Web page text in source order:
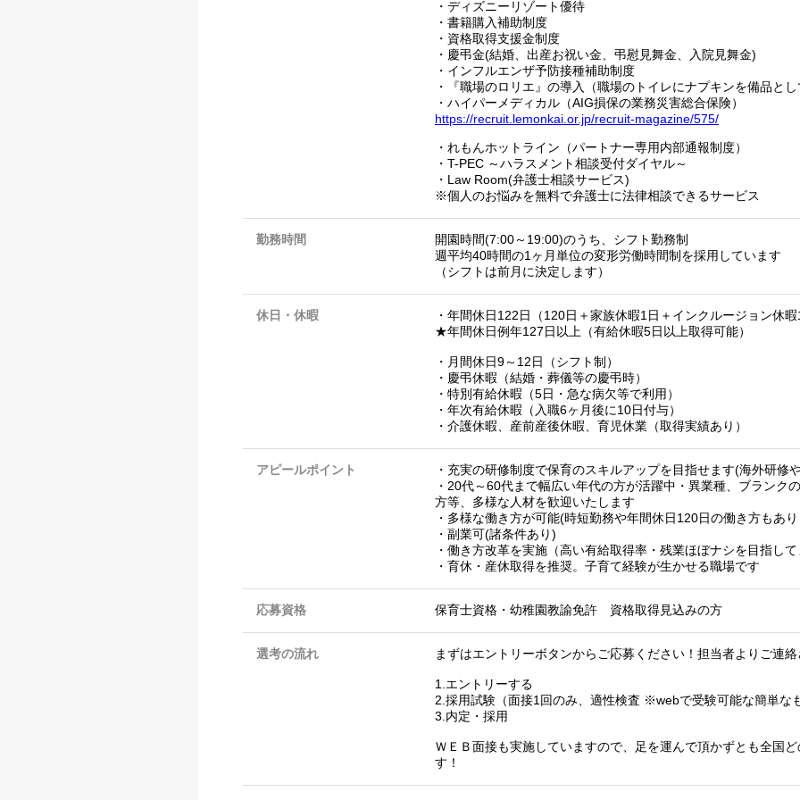
・ディズニーリゾート優待
・書籍購入補助制度
・資格取得支援金制度
・慶弔金(結婚、出産お祝い金、弔慰見舞金、入院見舞金)
・インフルエンザ予防接種補助制度
・『職場のロリエ』の導入（職場のトイレにナプキンを備品とし
・ハイパーメディカル（AIG損保の業務災害総合保険）
https://recruit.lemonkai.or.jp/recruit-magazine/575/
・れもんホットライン（パートナー専用内部通報制度）
・T-PEC ～ハラスメント相談受付ダイヤル～
・Law Room(弁護士相談サービス)
※個人のお悩みを無料で弁護士に法律相談できるサービス
勤務時間
開園時間(7:00～19:00)のうち、シフト勤務制
週平均40時間の1ヶ月単位の変形労働時間制を採用しています
（シフトは前月に決定します）
休日・休暇
・年間休日122日（120日＋家族休暇1日＋インクルージョン休暇
★年間休日例年127日以上（有給休暇5日以上取得可能）
・月間休日9～12日（シフト制）
・慶弔休暇（結婚・葬儀等の慶弔時）
・特別有給休暇（5日・急な病欠等で利用）
・年次有給休暇（入職6ヶ月後に10日付与）
・介護休暇、産前産後休暇、育児休業（取得実績あり）
アピールポイント
・充実の研修制度で保育のスキルアップを目指せます(海外研修
・20代～60代まで幅広い年代の方が活躍中・異業種、ブランク
方等、多様な人材を歓迎いたします
・多様な働き方が可能(時短勤務や年間休日120日の働き方もあり
・副業可(諸条件あり)
・働き方改革を実施（高い有給取得率・残業ほぼナシを目指して
・育休・産休取得を推奨。子育て経験が生かせる職場です
応募資格 保育士資格・幼稚園教諭免許 資格取得見込みの方
選考の流れ まずはエントリーボタンからご応募ください！担当者よりご連絡
1.エントリーする
2.採用試験（面接1回のみ、適性検査 ※webで受験可能な簡単な
3.内定・採用
ＷＥＢ面接も実施していますので、足を運んで頂かずとも全国
す！